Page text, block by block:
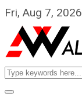
Fri, Aug 7, 2026